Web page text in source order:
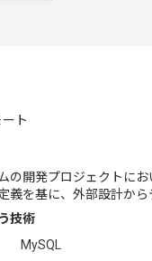
ト
の開発プロジェクトにお
義を基に、外部設計から
技術
MySQL